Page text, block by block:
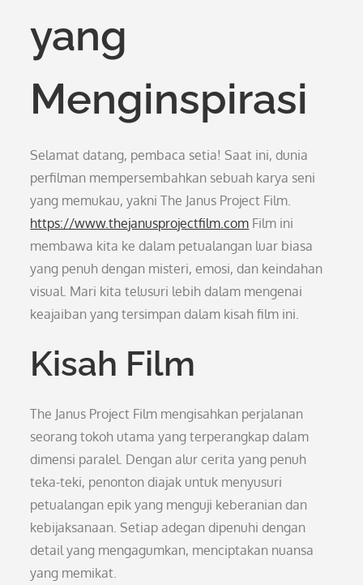
yang
Menginspirasi
Selamat datang, pembaca setia! Saat ini, dunia
perfilman mempersembahkan sebuah karya seni
yang memukau, yakni The Janus Project Film.
https://www.thejanusprojectfilm.com Film ini
membawa kita ke dalam petualangan luar biasa
yang penuh dengan misteri, emosi, dan keindahan
visual. Mari kita telusuri lebih dalam mengenai
keajaiban yang tersimpan dalam kisah film ini.
Kisah Film
The Janus Project Film mengisahkan perjalanan
seorang tokoh utama yang terperangkap dalam
dimensi paralel. Dengan alur cerita yang penuh
teka-teki, penonton diajak untuk menyusuri
petualangan epik yang menguji keberanian dan
kebijaksanaan. Setiap adegan dipenuhi dengan
detail yang mengagumkan, menciptakan nuansa
yang memikat.